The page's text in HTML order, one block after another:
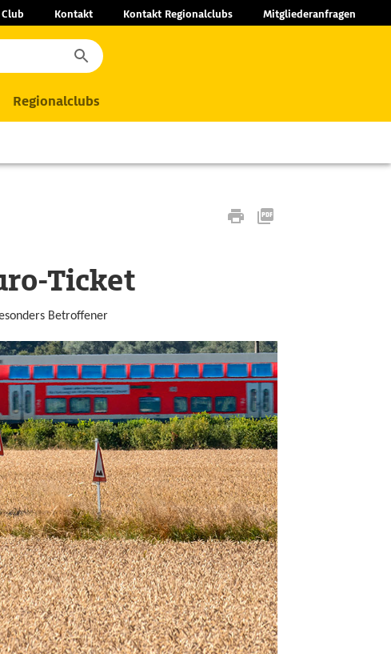
Kontakt Kontakt Regionalclubs Mitgliederanfragen
Regionalclubs
Ticket
Betroffener